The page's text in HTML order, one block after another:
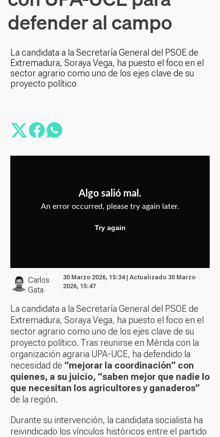
defender al campo
La candidata a la Secretaría General del PSOE de
Extremadura, Soraya Vega, ha puesto el foco en el
sector agrario como uno de los ejes clave de su
proyecto político
Carlos
Gata
30 Marzo 2026, 15:34 | Actualizado 30 Marzo
2026, 15:47
La candidata a la Secretaría General del PSOE de
Extremadura, Soraya Vega, ha puesto el foco en el
sector agrario como uno de los ejes clave de su
proyecto político. Tras reunirse en Mérida con la
organización agraria UPA-UCE, ha defendido la
necesidad de “mejorar la coordinación” con
quienes, a su juicio, “saben mejor que nadie lo
que necesitan los agricultores y ganaderos”
de la región.
Durante su intervención, la candidata socialista ha
reivindicado los vínculos históricos entre el partido